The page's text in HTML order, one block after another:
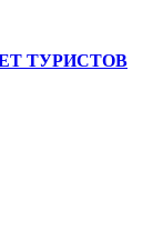
ТУРИСТОВ